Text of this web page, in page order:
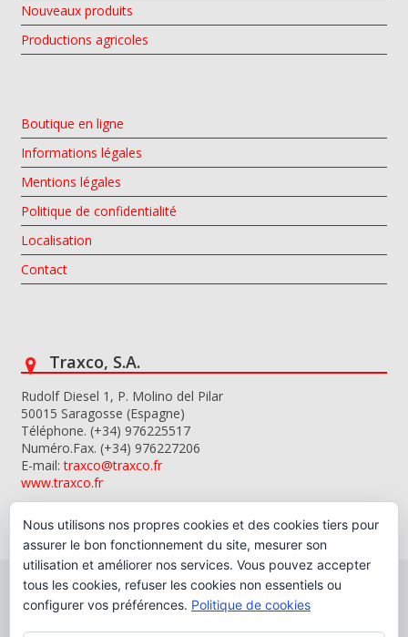
Nouveaux produits
Productions agricoles
Boutique en ligne
Informations légales
Mentions légales
Politique de confidentialité
Localisation
Contact
Traxco, S.A.
Rudolf Diesel 1, P. Molino del Pilar
50015 Saragosse (Espagne)
Téléphone. (+34) 976225517
Numéro.Fax. (+34) 976227206
E-mail:traxco@traxco.fr
www.traxco.fr
Copyright © 2026 Traxco, S.A.
Nous utilisons nos propres cookies et des cookies tiers pour
assurer le bon fonctionnement du site, mesurer son
utilisation et améliorer nos services. Vous pouvez accepter
tous les cookies, refuser les cookies non essentiels ou
configurer vos préférences. Politique de cookies